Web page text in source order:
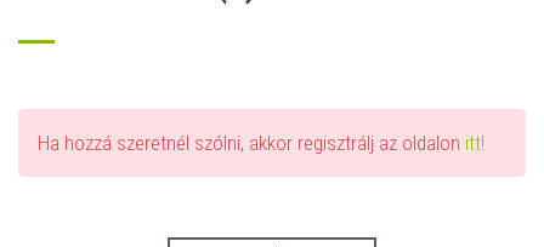
Ha hozzá szeretnél szólni, akkor regisztrálj az oldalon itt!